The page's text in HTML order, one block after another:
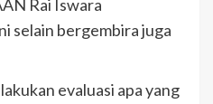
Rai Iswara
selain bergembira juga
evaluasi apa yang